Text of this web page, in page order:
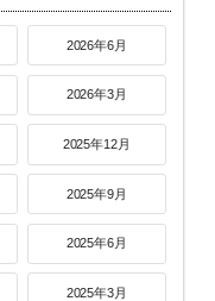
2026年6月
2026年3月
2025年12月
2025年9月
2025年6月
2025年3月